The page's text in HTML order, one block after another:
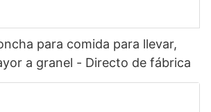
para comida para llevar,
a granel - Directo de fábrica